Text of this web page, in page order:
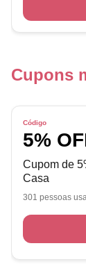
Cupons
Código
5%
Cupom de
Casa
301 pessoas